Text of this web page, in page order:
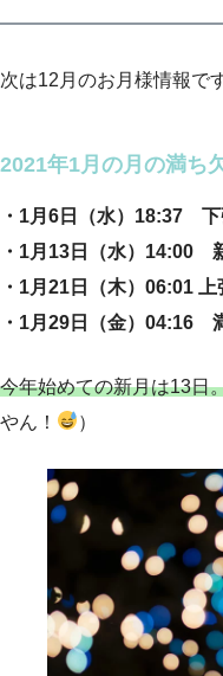
次は12月のお月様情報です
2021年1月の月の満ち
・1月6日（水）18:37 下
・1月13日（水）14:00
・1月21日（木）06:01 上
・1月29日（金）04:16
今年始めての新月は13日
やん！
）